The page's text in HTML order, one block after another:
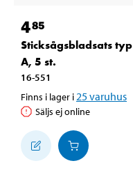
485
Sticksågsbladsats typ
A, 5 st.
16-551
Finns i lager i 25varuhus
Säljs ej online